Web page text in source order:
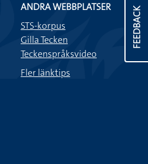
FEEDBACK
ANDRA WEBBPLATSER
STS-korpus
Gilla Tecken
Teckenspråksvideo
Fler länktips